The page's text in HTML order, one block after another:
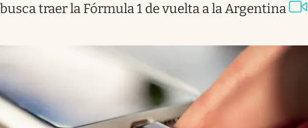
busca traer la Fórmula 1 de vuelta a la Argentina